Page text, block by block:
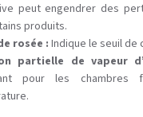
peut engendrer des
produits.
rosée :Indique le seuil de
partielle de vapeur
pour les chambres